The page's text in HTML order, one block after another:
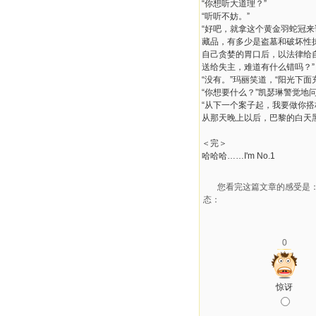
“你想听大道理？”
“听听不妨。”
“好吧，就拿这个黄金羽蛇冠
藏品，有多少是盗墓和破坏性
自己贪婪的胃口后，以法律
送给失主，难道有什么错吗？”
“没有。”玛丽笑道，“阳光下
“你想要什么？”凯瑟琳警觉地
“从下一个案子起，我要做你
从那天晚上以后，巴黎的白
＜完＞
哈哈哈……I'm No.1
您看完这篇文章的感受是
态：
0
惊讶